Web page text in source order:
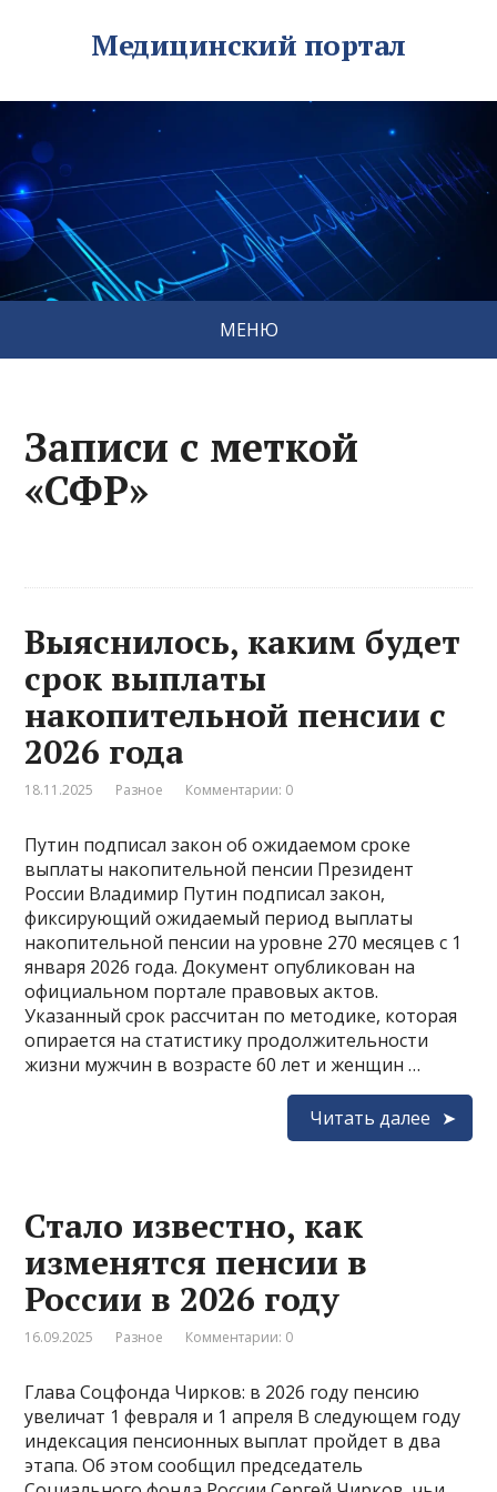
Медицинский портал
МЕНЮ
Записи с меткой
«СФР»
Выяснилось, каким будет
срок выплаты
накопительной пенсии с
2026 года
18.11.2025 Разное Комментарии: 0
Путин подписал закон об ожидаемом сроке
выплаты накопительной пенсии Президент
России Владимир Путин подписал закон,
фиксирующий ожидаемый период выплаты
накопительной пенсии на уровне 270 месяцев с 1
января 2026 года. Документ опубликован на
официальном портале правовых актов.
Указанный срок рассчитан по методике, которая
опирается на статистику продолжительности
жизни мужчин в возрасте 60 лет и женщин …
Читать далее
Стало известно, как
изменятся пенсии в
России в 2026 году
16.09.2025 Разное Комментарии: 0
Глава Соцфонда Чирков: в 2026 году пенсию
увеличат 1 февраля и 1 апреля В следующем году
индексация пенсионных выплат пройдет в два
этапа. Об этом сообщил председатель